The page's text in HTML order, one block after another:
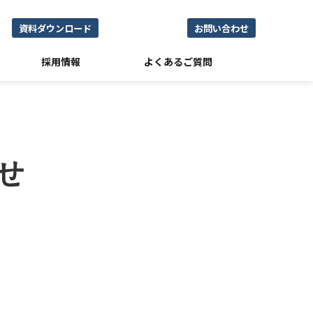
資料ダウンロード お問い合わせ
採用情報 よくあるご質問